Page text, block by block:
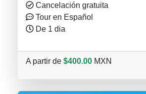
Cancelación gratuita
Tour en Español
De 1 dia
A partir de $400.00 MXN